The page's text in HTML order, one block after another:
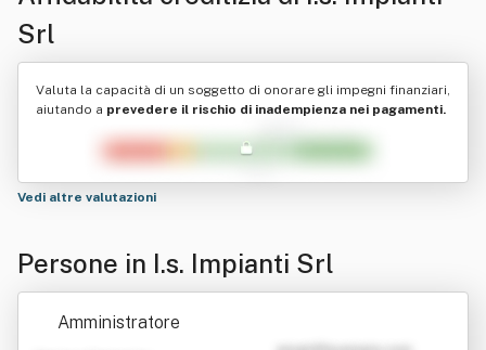
Srl
Valuta la capacità di un soggetto di onorare gli impegni finanziari,
aiutando a prevedere il rischio di inadempienza nei pagamenti.
Vedi altre valutazioni
Persone in I.s. Impianti Srl
Amministratore